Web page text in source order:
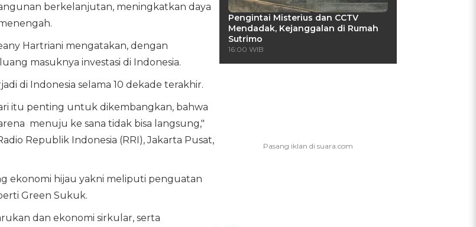
berkelanjutan, meningkatkan daya
Hartriani mengatakan, dengan
masuknya investasi di Indonesia.
di Indonesia selama 10 dekade terakhir.
itu penting untuk dikembangkan, bahwa
menuju ke sana tidak bisa langsung,"
Republik Indonesia (RRI), Jakarta Pusat,
ekonomi hijau yakni meliputi penguatan
Green Sukuk.
dan ekonomi sirkular, serta
Pengintai Misterius dan CCTV
Mendadak, Kejanggalan di Rumah
Sutrimo
16:00 WIB